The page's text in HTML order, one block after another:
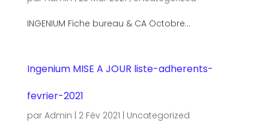
INGENIUM Fiche bureau & CA Octobre...
Ingenium MISE A JOUR liste-adherents-
fevrier-2021
par Admin 2 Fév 2021 Uncategorized